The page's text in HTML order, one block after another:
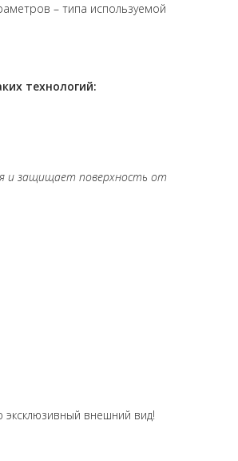
– типа используемой
технологий:
и защищает поверхность от
внешний вид!